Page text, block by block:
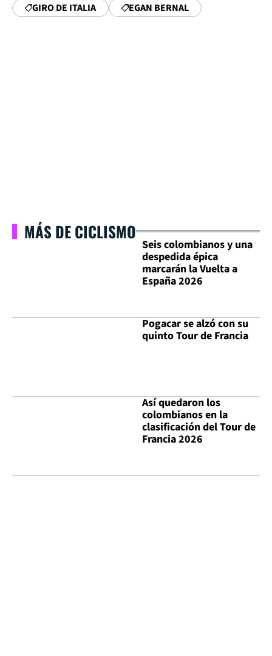
GIRO DE ITALIA EGAN BERNAL
MÁS DE CICLISMO
Seis colombianos y una
despedida épica
marcarán la Vuelta a
España 2026
Pogacar se alzó con su
quinto Tour de Francia
Así quedaron los
colombianos en la
clasificación del Tour de
Francia 2026